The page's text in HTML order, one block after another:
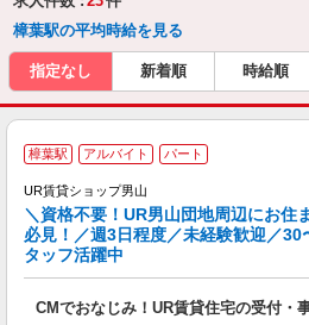
樟葉駅の平均時給を見る
指定なし 新着順 時給順
樟葉駅 アルバイト パート
UR賃貸ショップ男山
＼資格不要！UR男山団地周辺にお住
必見！／週3日程度／未経験歓迎／30
タッフ活躍中
CMでおなじみ！UR賃貸住宅の受付・